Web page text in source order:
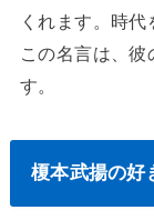
くれます。時
この名言は、
す。
榎本武揚の好